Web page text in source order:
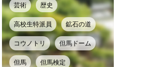
芸術 歴史
高校生特派員 鉱石の道
コウノトリ 但馬ドーム
但馬 但馬検定